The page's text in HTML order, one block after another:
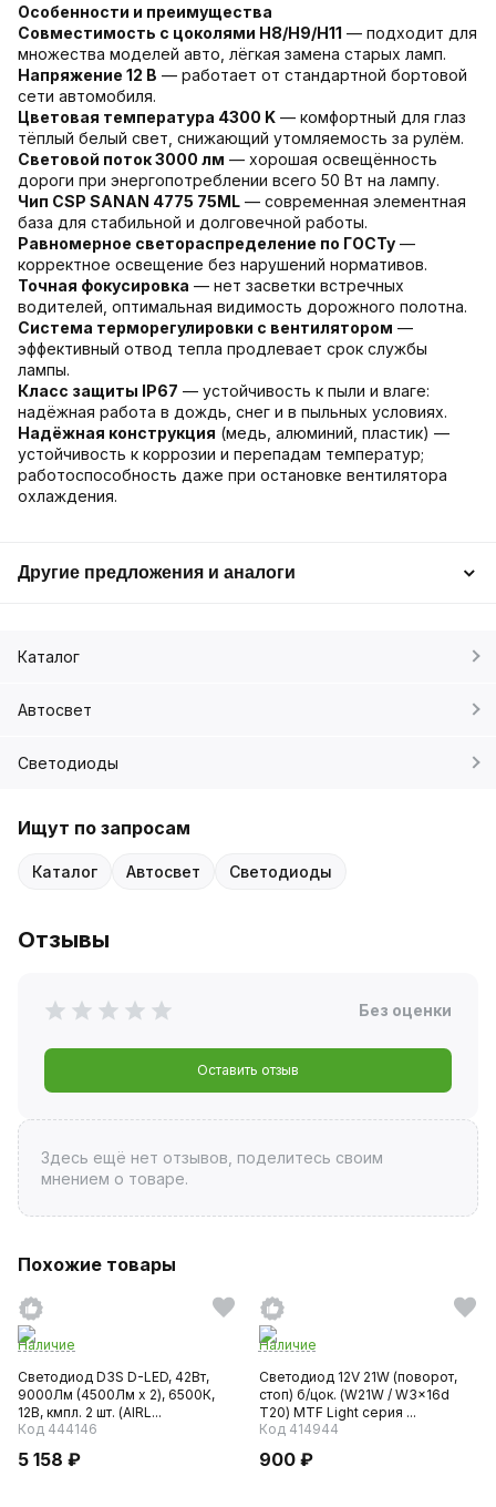
Особенности и преимущества
Совместимость с цоколями H8/H9/H11 — подходит для
множества моделей авто, лёгкая замена старых ламп.
Напряжение 12 В — работает от стандартной бортовой
сети автомобиля.
Цветовая температура 4300 K — комфортный для глаз
тёплый белый свет, снижающий утомляемость за рулём.
Световой поток 3000 лм — хорошая освещённость
дороги при энергопотреблении всего 50 Вт на лампу.
Чип CSP SANAN 4775 75ML — современная элементная
база для стабильной и долговечной работы.
Равномерное светораспределение по ГОСТу —
корректное освещение без нарушений нормативов.
Точная фокусировка — нет засветки встречных
водителей, оптимальная видимость дорожного полотна.
Система терморегулировки с вентилятором —
эффективный отвод тепла продлевает срок службы
лампы.
Класс защиты IP67 — устойчивость к пыли и влаге:
надёжная работа в дождь, снег и в пыльных условиях.
Надёжная конструкция (медь, алюминий, пластик) —
устойчивость к коррозии и перепадам температур;
работоспособность даже при остановке вентилятора
охлаждения.
Другие предложения и аналоги
Каталог
Автосвет
Светодиоды
Ищут по запросам
Каталог Автосвет Светодиоды
Отзывы
Без оценки
Оставить отзыв
Здесь ещё нет отзывов, поделитесь своим
мнением о товаре.
Похожие товары
Наличие
Светодиод D3S D-LED, 42Вт,
9000Лм (4500Лм x 2), 6500К,
12В, кмпл. 2 шт. (AIRL...
Код 444146
5 158 ₽
Наличие
Светодиод 12V 21W (поворот,
стоп) б/цок. (W21W / W3x16d
T20) MTF Light серия ...
Код 414944
900 ₽